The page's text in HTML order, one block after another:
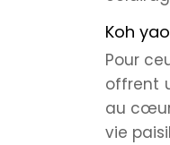
Koh
Pour
offrent
au
vie